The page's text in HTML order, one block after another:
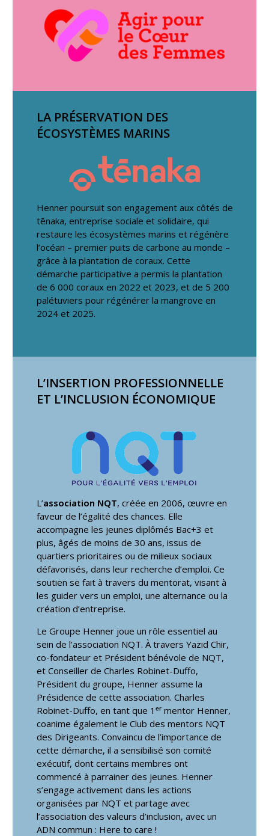
LA PRÉSERVATION DES
ÉCOSYSTÈMES MARINS
Henner poursuit son engagement aux côtés de
tēnaka, entreprise sociale et solidaire, qui
restaure les écosystèmes marins et régénère
l’océan – premier puits de carbone au monde –
grâce à la plantation de coraux. Cette
démarche participative a permis la plantation
de 6 000 coraux en 2022 et 2023, et de 5 200
palétuviers pour régénérer la mangrove en
2024 et 2025.
L’INSERTION PROFESSIONNELLE
ET L’INCLUSION ÉCONOMIQUE
L’association NQT, créée en 2006, œuvre en
faveur de l’égalité des chances. Elle
accompagne les jeunes diplômés Bac+3 et
plus, âgés de moins de 30 ans, issus de
quartiers prioritaires ou de milieux sociaux
défavorisés, dans leur recherche d’emploi. Ce
soutien se fait à travers du mentorat, visant à
les guider vers un emploi, une alternance ou la
création d’entreprise.
Le Groupe Henner joue un rôle essentiel au
sein de l’association NQT. À travers Yazid Chir,
co-fondateur et Président bénévole de NQT,
et Conseiller de Charles Robinet-Duffo,
Président du groupe, Henner assume la
Présidence de cette association. Charles
Robinet-Duffo, en tant que 1ᵉʳ mentor Henner,
coanime également le Club des mentors NQT
des Dirigeants. Convaincu de l’importance de
cette démarche, il a sensibilisé son comité
exécutif, dont certains membres ont
commencé à parrainer des jeunes. Henner
s’engage activement dans les actions
organisées par NQT et partage avec
l’association des valeurs d’inclusion, avec un
ADN commun : Here to care !